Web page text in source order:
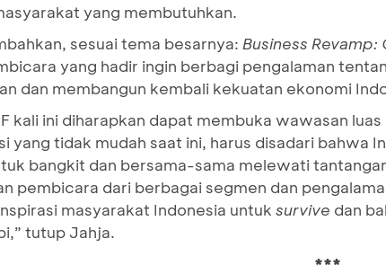
yang membutuhkan.
sesuai tema besarnya: Business
yang hadir ingin berbagi pengalaman
dan membangun kembali kekuatan ekonomi
kali ini diharapkan dapat membuka wawasan
yang tidak mudah saat ini, harus disadari bahwa
bangkit dan bersama-sama melewati
pembicara dari berbagai segmen dan
masyarakat Indonesia untuk survive dan
tutup Jahja.
***